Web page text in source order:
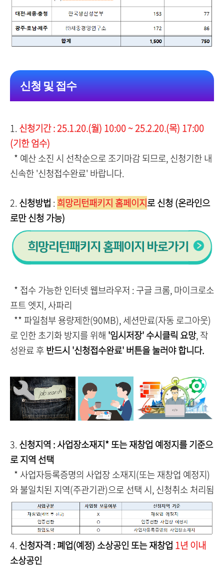
신청 및 접수
1. 신청기간 : 25.1.20.(월) 10:00 ~ 25.2.20.(목) 17:00
(기한 엄수)
* 예산 소진 시 선착순으로 조기마감 되므로, 신청기한 내
신속한 '신청접수완료' 바랍니다.
2. 신청방법 : 희망리턴패키지 홈페이지로 신청 (온라인으
로만 신청 가능)
* 접수 가능한 인터넷 웹브라우저 : 구글 크롬, 마이크로소
프트 엣지, 사파리
** 파일첨부 용량제한(90MB), 세션만료(자동 로그아웃)
로 인한 초기화 방지를 위해 '임시저장' 수시클릭 요망, 작
성완료 후반드시 '신청접수완료' 버튼을 눌러야 합니다.
3. 신청지역 : 사업장소재지* 또는 재창업 예정지를 기준으
로 지역 선택
* 사업자등록증명의 사업장 소재지(또는 재창업 예정지)
와 불일치된 지역(주관기관)으로 선택 시, 신청취소 처리됨
4. 신청자격 : 폐업(예정) 소상공인 또는 재창업 1년 이내
소상공인